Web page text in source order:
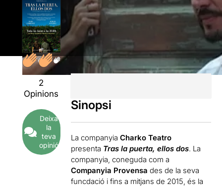
2
Opinions
Deixa
la
teva
opinió
Sinopsi
La companyiaCharko Teatro
presenta Tras la puerta, ellos dos. La
companyia, coneguda com a
Companyia Provensa des de la seva
funcdació i fins a mitjans de 2015, és la